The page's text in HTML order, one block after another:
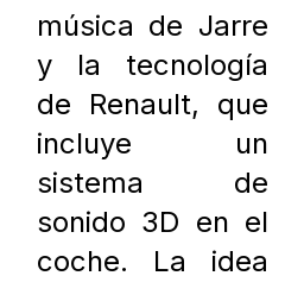
música de Jarre
y la tecnología
de Renault, que
incluye un
sistema de
sonido 3D en el
coche. La idea